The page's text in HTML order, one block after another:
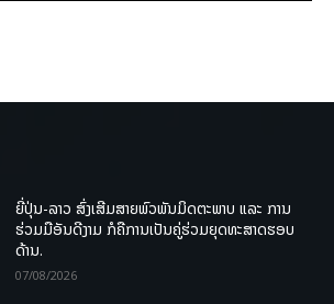
ຍີ່ປຸ່ນ-ລາວ ສົ່ງເສີມສາຍພົວພັນມິດຕະພາບ ແລະ ການ
ຮ່ວມມືອັນດີງາມ ກໍຄືການເປັນຄູ່ຮ່ວມຍຸດທະສາດຮອບ
ດ້ານ.
07/08/2026